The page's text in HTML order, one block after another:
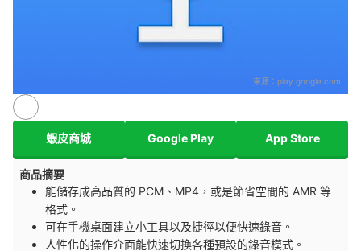
來源： play.google.com
蝦皮商城 Google Play App Store
商品摘要
能儲存成高品質的 PCM、MP4，或是節省空間的 AMR 等
格式。
可在手機桌面建立小工具以及捷徑以便快速錄音。
人性化的操作介面能快速切換各種預設的錄音模式。